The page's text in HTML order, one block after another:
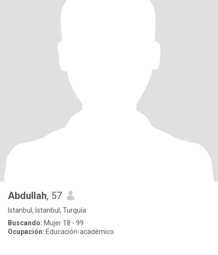
Abdullah, 57
Istanbul, İstanbul, Turquía
Buscando: Mujer 18 - 99
Ocupación: Educación-académico